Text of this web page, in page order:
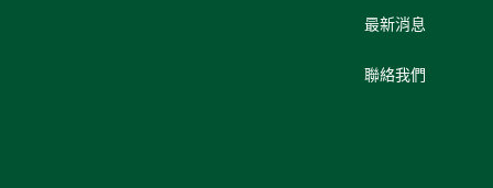
最新消息
聯絡我們